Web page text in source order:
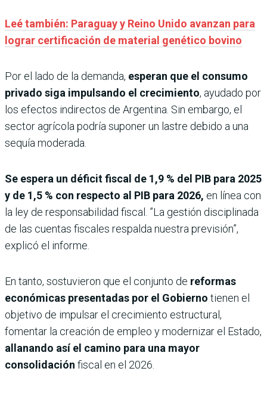
Leé también: Paraguay y Reino Unido avanzan para
lograr certificación de material genético bovino
Por el lado de la demanda, esperan que el consumo
privado siga impulsando el crecimiento, ayudado por
los efectos indirectos de Argentina. Sin embargo, el
sector agrícola podría suponer un lastre debido a una
sequía moderada.
Se espera un déficit fiscal de 1,9 % del PIB para 2025
y de 1,5 % con respecto al PIB para 2026, en línea con
la ley de responsabilidad fiscal. ”La gestión disciplinada
de las cuentas fiscales respalda nuestra previsión”,
explicó el informe.
En tanto, sostuvieron que el conjunto de reformas
económicas presentadas por el Gobierno tienen el
objetivo de impulsar el crecimiento estructural,
fomentar la creación de empleo y modernizar el Estado,
allanando así el camino para una mayor
consolidación fiscal en el 2026.